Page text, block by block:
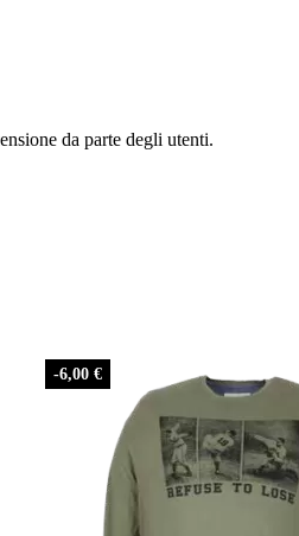
da parte degli utenti.
-6,00 €